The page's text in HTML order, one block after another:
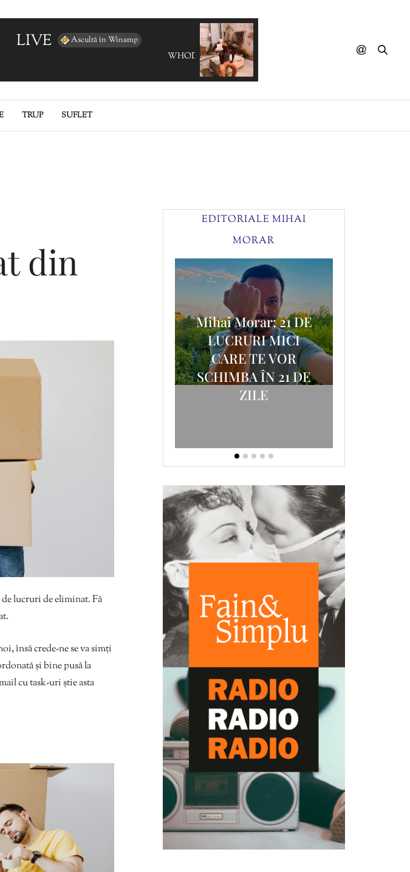
LIVE Ascultă în Winamp
WHODAMANNY - Loca Loca
TRUP SUFLET
din
lucruri de eliminat. Fă
însă crede-ne se va simți
și bine pusă la
cu task-uri știe asta
EDITORIALE MIHAI
MORAR
Mihai Morar: 21 DE
LUCRURI MICI
CARE TE VOR
SCHIMBA ÎN 21 DE
ZILE